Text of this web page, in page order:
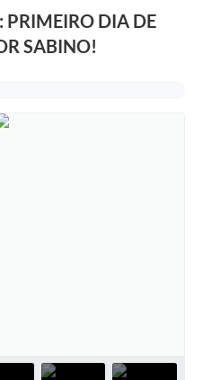
PRIMEIRO DIA DE
SABINO!